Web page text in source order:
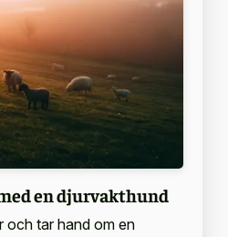
en djurvakthund
och tar hand om en